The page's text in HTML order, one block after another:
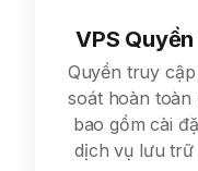
VPS
Quyền truy
soát hoàn
bao gồm cài
dịch vụ lưu trữ